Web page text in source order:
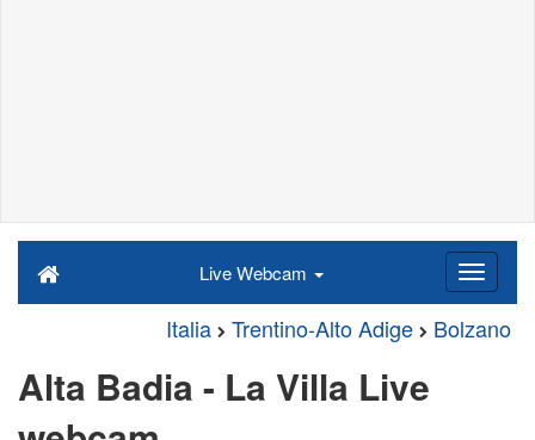
Live Webcam
Italia Trentino-Alto Adige Bolzano
Alta Badia - La Villa Live